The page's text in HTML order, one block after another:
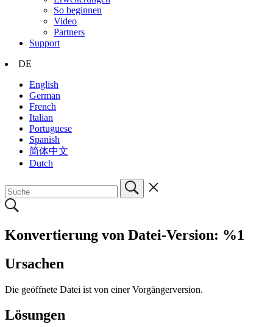
So beginnen
Video
Partners
Support
DE
English
German
French
Italian
Portuguese
Spanish
简体中文
Dutch
Konvertierung von Datei-Version: %1
Ursachen
Die geöffnete Datei ist von einer Vorgängerversion.
Lösungen